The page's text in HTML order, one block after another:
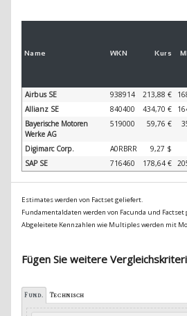
Name WKN Kurs
Airbus SE 938914 213,88 €
Allianz SE
840400 434,70 €
Bayerische Motoren
Werke AG
519000 59,76 €
Digimarc Corp. A0RBRR 9,27 $
SAP SE
716460 178,64 €
Estimates werden von Factset geliefert.
Fundamentaldaten werden von Facunda und Factset
Abgeleitete Kennzahlen wie Multiples werden mit
Fügen Sie weitere
Fund. Technisch